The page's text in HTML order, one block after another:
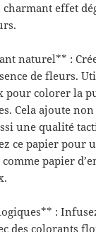
effet
naturel** :
de fleurs.
pour colorer la
Cela ajoute
une qualité
ce papier pour
papier
:
des colorants